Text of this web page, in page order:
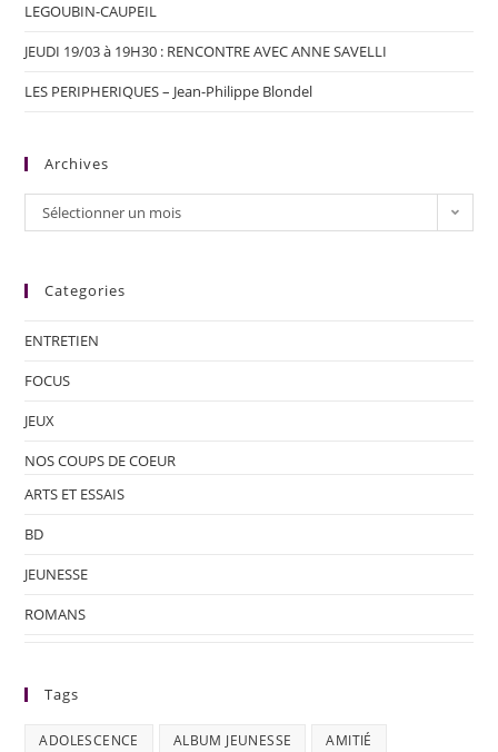
LEGOUBIN-CAUPEIL
JEUDI 19/03 à 19H30 : RENCONTRE AVEC ANNE SAVELLI
LES PERIPHERIQUES – Jean-Philippe Blondel
Archives
Sélectionner un mois
Categories
ENTRETIEN
FOCUS
JEUX
NOS COUPS DE COEUR
ARTS ET ESSAIS
BD
JEUNESSE
ROMANS
Tags
ADOLESCENCE ALBUM JEUNESSE AMITIÉ